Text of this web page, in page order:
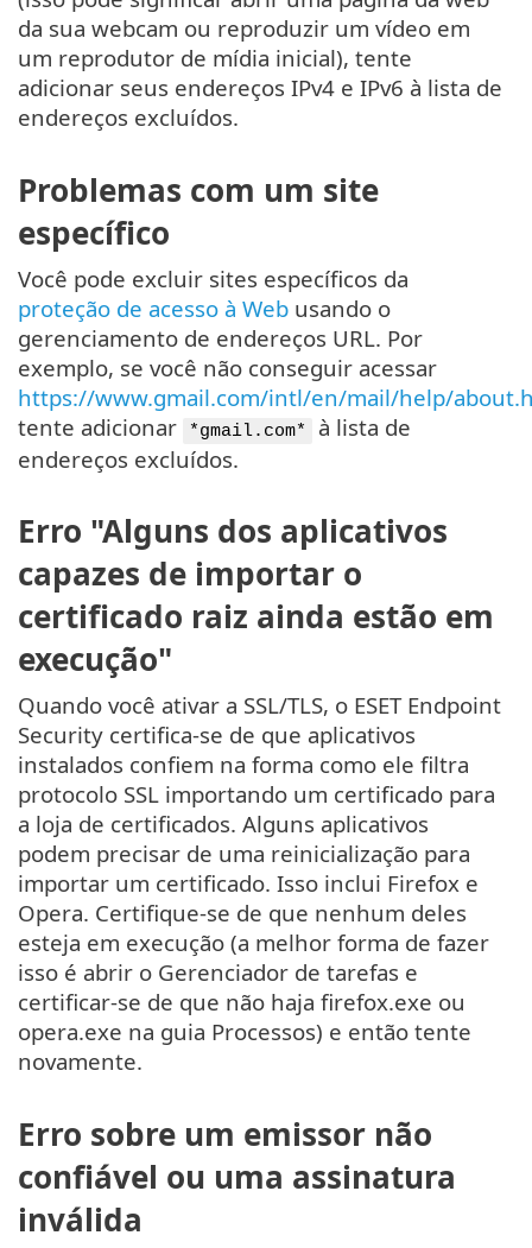
da sua webcam ou reproduzir um vídeo em
um reprodutor de mídia inicial), tente
adicionar seus endereços IPv4 e IPv6 à lista de
endereços excluídos.
Problemas com um site
específico
Você pode excluir sites específicos da
proteção de acesso à Web usando o
gerenciamento de endereços URL. Por
exemplo, se você não conseguir acessar
https://www.gmail.com/intl/en/mail/help/
tente adicionar
*gmail.com*
à lista de
endereços excluídos.
Erro "Alguns dos aplicativos
capazes de importar o
certificado raiz ainda estão em
execução"
Quando você ativar a SSL/TLS, o ESET Endpoint
Security certifica-se de que aplicativos
instalados confiem na forma como ele filtra
protocolo SSL importando um certificado para
a loja de certificados. Alguns aplicativos
podem precisar de uma reinicialização para
importar um certificado. Isso inclui Firefox e
Opera. Certifique-se de que nenhum deles
esteja em execução (a melhor forma de fazer
isso é abrir o Gerenciador de tarefas e
certificar-se de que não haja firefox.exe ou
opera.exe na guia Processos) e então tente
novamente.
Erro sobre um emissor não
confiável ou uma assinatura
inválida